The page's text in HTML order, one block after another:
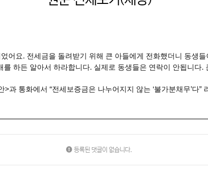
어요. 전세금을 돌려받기 위해 큰 아들에게 전화했더니 동생
하든 알아서 하라합니다. 실제로 동생들은 연락이 안됩니다
과 통화에서 “전세보증금은 나누어지지 않는 ‘불가분채무’다”
등록된 댓글이 없습니다.